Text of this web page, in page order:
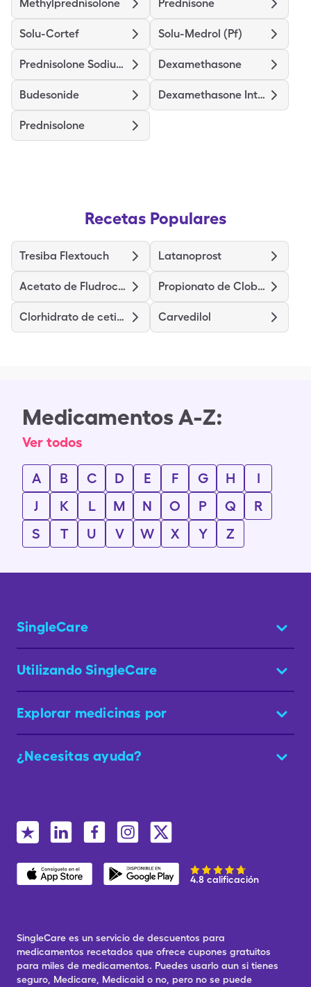
Methylprednisolone Prednisone
Solu-Cortef Solu-Medrol (Pf)
Prednisolone Sodium Phosphate Dexamethasone
Budesonide Dexamethasone Intensol
Prednisolone
Recetas Populares
Tresiba Flextouch Latanoprost
Acetato de Fludrocortisona Propionato de Clobetasol
Clorhidrato de cetirizina Carvedilol
Medicamentos A-Z:
Ver todos
A B C D E F G H
I
J
K L M N O P Q
R
S
T U V W X Y Z
SingleCare
Utilizando SingleCare
Explorar medicinas por
¿Necesitas ayuda?
4.8 calificación
SingleCare es un servicio de descuentos para
medicamentos recetados que ofrece cupones gratuitos
para miles de medicamentos. Puedes usarlo aun si tienes
seguro, Medicare, Medicaid o no, pero no se puede